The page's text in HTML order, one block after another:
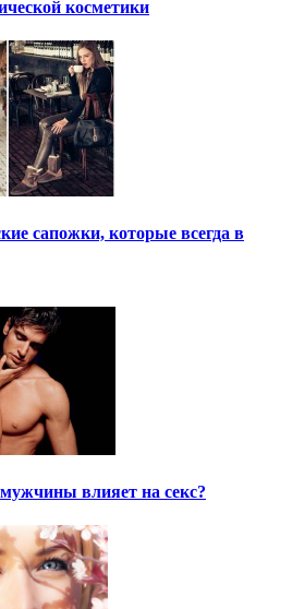
косметики
сапожки, которые всегда в
влияет на секс?